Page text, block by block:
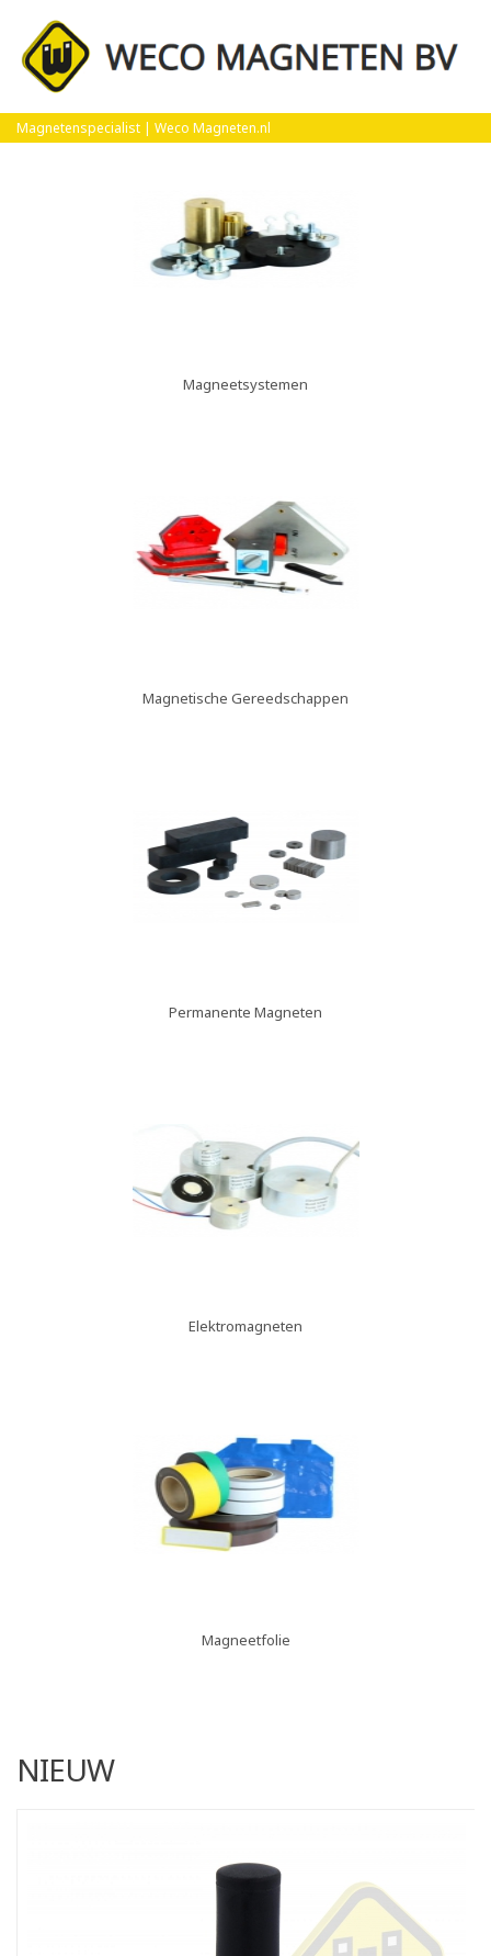
Magnetenspecialist | Weco Magneten.nl
Product Groep
Magneetsystemen
Magnetische Gereedschappen
Permanente Magneten
Elektromagneten
Magneetfolie
NIEUW